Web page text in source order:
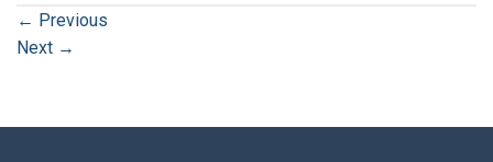
← Previous
Next →